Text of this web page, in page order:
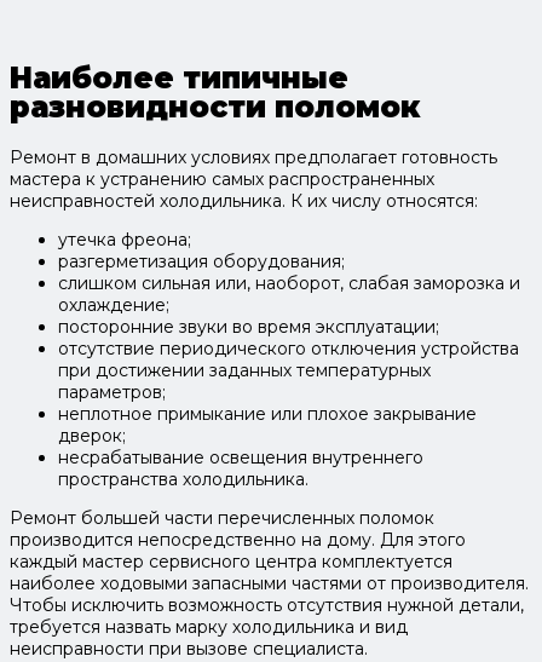
Наиболее типичные
разновидности поломок
Ремонт в домашних условиях предполагает готовность
мастера к устранению самых распространенных
неисправностей холодильника. К их числу относятся:
утечка фреона;
разгерметизация оборудования;
слишком сильная или, наоборот, слабая заморозка и
охлаждение;
посторонние звуки во время эксплуатации;
отсутствие периодического отключения устройства
при достижении заданных температурных
параметров;
неплотное примыкание или плохое закрывание
дверок;
несрабатывание освещения внутреннего
пространства холодильника.
Ремонт большей части перечисленных поломок
производится непосредственно на дому. Для этого
каждый мастер сервисного центра комплектуется
наиболее ходовыми запасными частями от производителя.
Чтобы исключить возможность отсутствия нужной детали,
требуется назвать марку холодильника и вид
неисправности при вызове специалиста.